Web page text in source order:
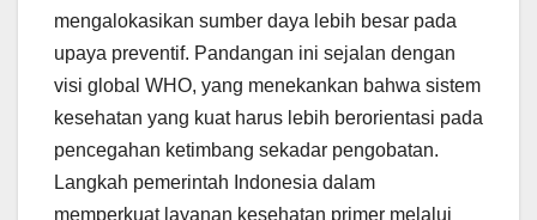
mengalokasikan sumber daya lebih besar pada
upaya preventif. Pandangan ini sejalan dengan
visi global WHO, yang menekankan bahwa sistem
kesehatan yang kuat harus lebih berorientasi pada
pencegahan ketimbang sekadar pengobatan.
Langkah pemerintah Indonesia dalam
memperkuat layanan kesehatan primer melalui